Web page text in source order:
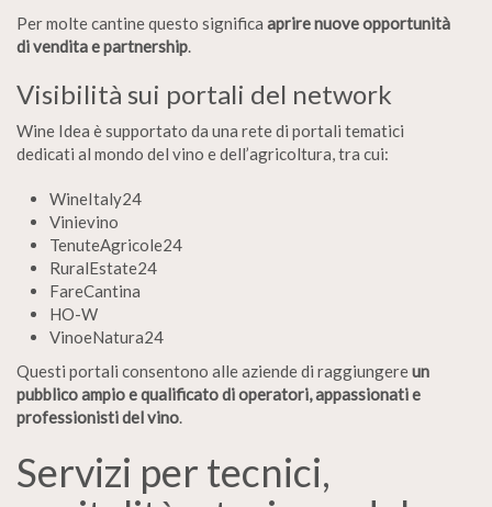
Per molte cantine questo significa aprire nuove opportunità
di vendita e partnership.
Visibilità sui portali del network
Wine Idea è supportato da una rete di portali tematici
dedicati al mondo del vino e dell’agricoltura, tra cui:
WineItaly24
Vinievino
TenuteAgricole24
RuralEstate24
FareCantina
HO-W
VinoeNatura24
Questi portali consentono alle aziende di raggiungereun
pubblico ampio e qualificato di operatori, appassionati e
professionisti del vino.
Servizi per tecnici,